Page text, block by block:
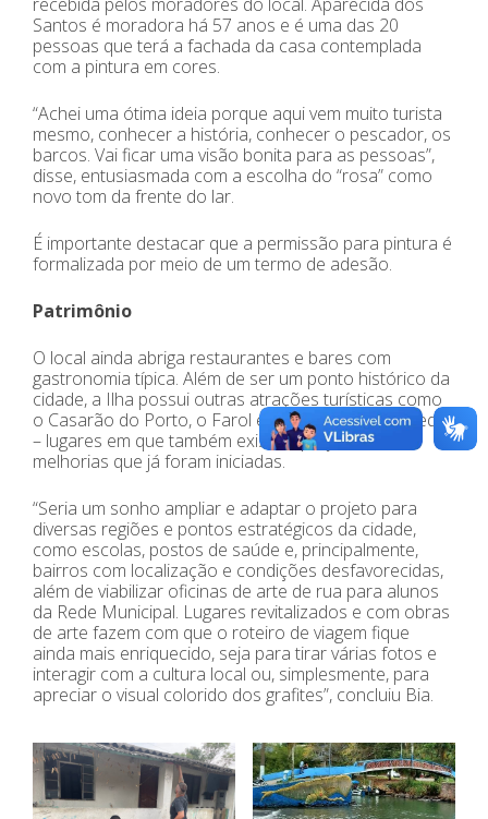
Santos é moradora há 57 anos e é uma das 20
pessoas que terá a fachada da casa contemplada
com a pintura em cores.
“Achei uma ótima ideia porque aqui vem muito turista
mesmo, conhecer a história, conhecer o pescador, os
barcos. Vai ficar uma visão bonita para as pessoas”,
disse, entusiasmada com a escolha do “rosa” como
novo tom da frente do lar.
É importante destacar que a permissão para pintura é
formalizada por meio de um termo de adesão.
Patrimônio
O local ainda abriga restaurantes e bares com
gastronomia típica. Além de ser um ponto histórico da
cidade, a Ilha possui outras atrações turísticas como
o Casarão do Porto, o Farol e a Estátua de São Pedro
– lugares em que também existem projetos de
melhorias que já foram iniciadas.
“Seria um sonho ampliar e adaptar o projeto para
diversas regiões e pontos estratégicos da cidade,
como escolas, postos de saúde e, principalmente,
bairros com localização e condições desfavorecidas,
além de viabilizar oficinas de arte de rua para alunos
da Rede Municipal. Lugares revitalizados e com obras
de arte fazem com que o roteiro de viagem fique
ainda mais enriquecido, seja para tirar várias fotos e
interagir com a cultura local ou, simplesmente, para
apreciar o visual colorido dos grafites”, concluiu Bia.